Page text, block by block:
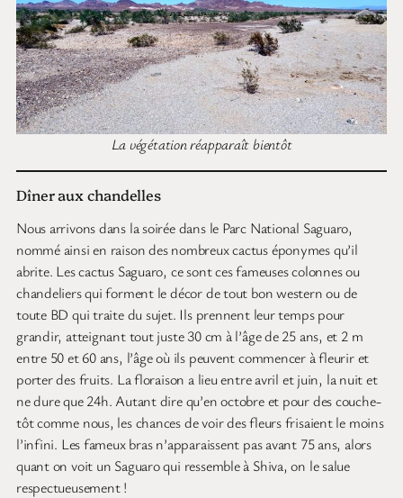
La végétation réapparaît bientôt
Dîner aux chandelles
Nous arrivons dans la soirée dans le Parc National Saguaro,
nommé ainsi en raison des nombreux cactus éponymes qu’il
abrite. Les cactus Saguaro, ce sont ces fameuses colonnes ou
chandeliers qui forment le décor de tout bon western ou de
toute BD qui traite du sujet. Ils prennent leur temps pour
grandir, atteignant tout juste 30 cm à l’âge de 25 ans, et 2 m
entre 50 et 60 ans, l’âge où ils peuvent commencer à fleurir et
porter des fruits. La floraison a lieu entre avril et juin, la nuit et
ne dure que 24h. Autant dire qu’en octobre et pour des couche-
tôt comme nous, les chances de voir des fleurs frisaient le moins
l’infini. Les fameux bras n’apparaissent pas avant 75 ans, alors
quant on voit un Saguaro qui ressemble à Shiva, on le salue
respectueusement !